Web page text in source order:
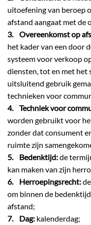
uitoefening van beroep
afstand aangaat met de
3. Overeenkomst op
het kader van een door
systeem voor verkoop
diensten, tot en met het
uitsluitend gebruik
technieken voor
4. Techniek voor
worden gebruikt voor
zonder dat consument
ruimte zijn
5. Bedenktijd:de
kan maken van zijn
6. Herroepingsrecht:
om binnen de
afstand;
7. Dag: kalenderdag;